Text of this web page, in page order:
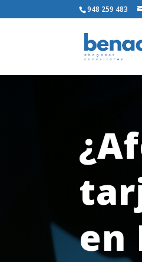
948 259 483
en